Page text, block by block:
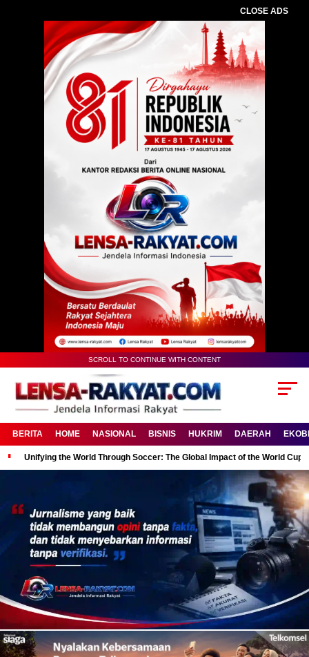
CLOSE ADS
SCROLL TO CONTINUE WITH CONTENT
BERITA HOME NASIONAL BISNIS HUKRIM DAERAH
Unifying the World Through Soccer: The Global Impact of the World Cup